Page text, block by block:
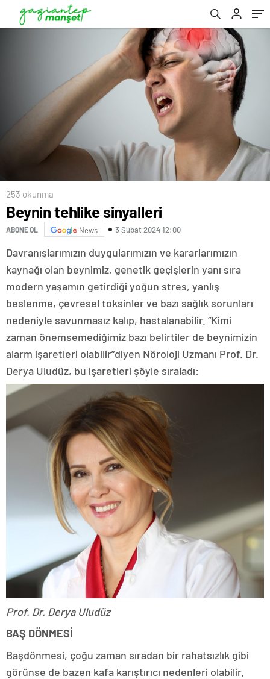
253 okunma
Beynin tehlike sinyalleri
ABONE OL News 3 Şubat 2024 12:00
Davranışlarımızın duygularımızın ve kararlarımızın
kaynağı olan beynimiz, genetik geçişlerin yanı sıra
modern yaşamın getirdiği yoğun stres, yanlış
beslenme, çevresel toksinler ve bazı sağlık sorunları
nedeniyle savunmasız kalıp, hastalanabilir. “Kimi
zaman önemsemediğimiz bazı belirtiler de beynimizin
alarm işaretleri olabilir”diyen Nöroloji Uzmanı Prof. Dr.
Derya Uludüz, bu işaretleri şöyle sıraladı:
Prof. Dr. Derya Uludüz
BAŞ DÖNMESİ
Başdönmesi, çoğu zaman sıradan bir rahatsızlık gibi
görünse de bazen kafa karıştırıcı nedenleri olabilir.